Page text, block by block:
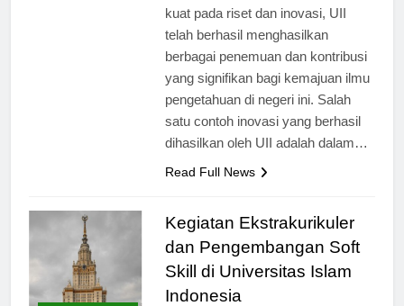
kuat pada riset dan inovasi, UII
telah berhasil menghasilkan
berbagai penemuan dan kontribusi
yang signifikan bagi kemajuan ilmu
pengetahuan di negeri ini. Salah
satu contoh inovasi yang berhasil
dihasilkan oleh UII adalah dalam…
Read Full News
Kegiatan Ekstrakurikuler
dan Pengembangan Soft
Skill di Universitas Islam
Indonesia